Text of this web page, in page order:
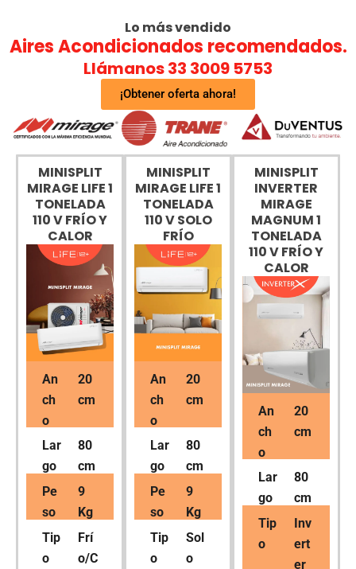
Lo más vendido
Aires Acondicionados recomendados.
Llámanos 33 3009 5753
¡Obtener oferta ahora!
MINISPLIT
MIRAGE LIFE 1
TONELADA
110 V FRÍO Y
CALOR
An
ch
o
20
cm
Lar
go
80
cm
Pe
so
9
Kg
Tip
o
Frí
o/C
MINISPLIT
MIRAGE LIFE 1
TONELADA
110 V SOLO
FRÍO
An
ch
o
20
cm
Lar
go
80
cm
Pe
so
9
Kg
Tip
o
Sol
o
MINISPLIT
INVERTER
MIRAGE
MAGNUM 1
TONELADA
110 V FRÍO Y
CALOR
An
ch
o
20
cm
Lar
go
80
cm
Tip
o
Inv
ert
er